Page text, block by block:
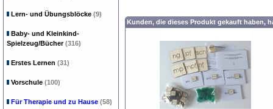
Kunden, die dieses Produkt gekauft haben,
Lern- und Übungsblöcke (9)
Baby- und Kleinkind-
Spielzeug/Bücher(316)
Erstes Lernen (31)
Vorschule (100)
Für Therapie und zu Hause (58)